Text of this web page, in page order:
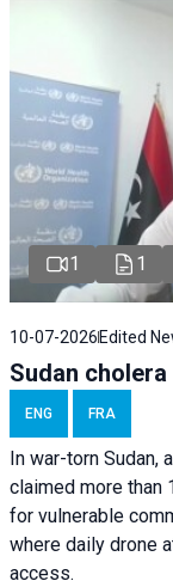
1 1
10-07-2026 Edited
Sudan
ENG FRA
In war-torn Sudan,
claimed more than
for vulnerable
where daily drone
access.